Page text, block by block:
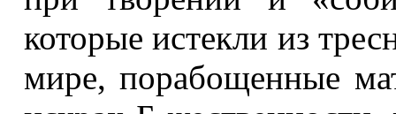
которые истекли из
мире, порабощенные